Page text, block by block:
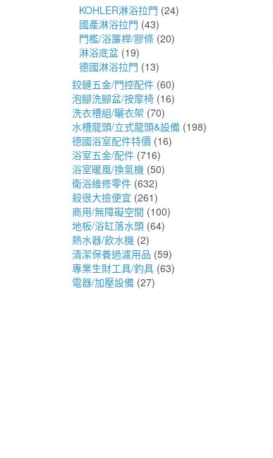
KOHLER淋浴拉門 (24)
國產淋浴拉門 (43)
門檻/浴簾桿/膠條 (20)
淋浴底盆 (19)
德國淋浴拉門 (13)
鉸鏈五金/門控配件 (60)
泡腳洗腳盆/按摩椅 (16)
洗衣槽組/曬衣架 (70)
水槽龍頭/立式龍頭&設備 (198)
德國浴室配件特價 (16)
浴室五金/配件 (716)
浴室暖風/換氣機 (50)
衛浴維修零件 (632)
殺很大撿便宜 (261)
商用/無障礙空間 (100)
地板/浴缸落水頭 (64)
熱水器/飲水機 (2)
清潔保養過濾用品 (59)
專業生財工具/釣具 (63)
電器/加壓設備 (27)